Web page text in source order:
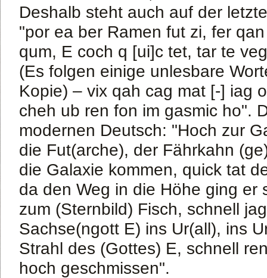
Deshalb steht auch auf der
"por ea ber Ramen fut zi, fer
qum, E coch q [ui]c tet, tar te
(Es folgen einige unlesbare
Kopie) – vix qah cag mat [-] iag
cheh ub ren fon im gasmic ho".
modernen Deutsch: "Hoch zur
die Fut(arche), der Fährkahn
die Galaxie kommen, quick tat
da den Weg in die Höhe ging
zum (Sternbild) Fisch, schnell
Sachse(ngott E) ins Ur(all), ins
Strahl des (Gottes) E, schnell
hoch geschmissen".